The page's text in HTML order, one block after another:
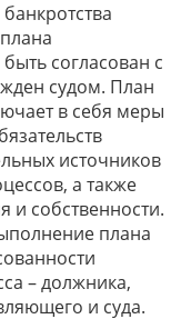
согласован с
судом. План
в себя меры
источников
а также
и собственности.
плана
– должника,
и суда.